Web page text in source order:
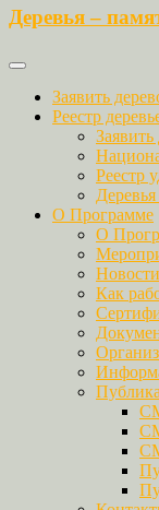
Деревья –
Заявить
Реестр
Реестр
О Программе
О
Как